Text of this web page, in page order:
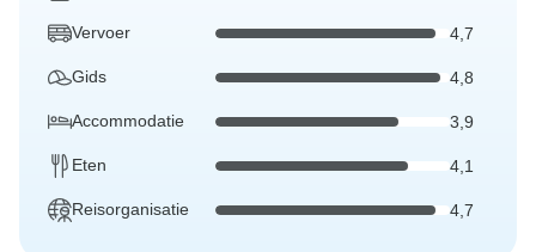
Vervoer 4,7
Gids 4,8
Accommodatie 3,9
Eten 4,1
Reisorganisatie 4,7